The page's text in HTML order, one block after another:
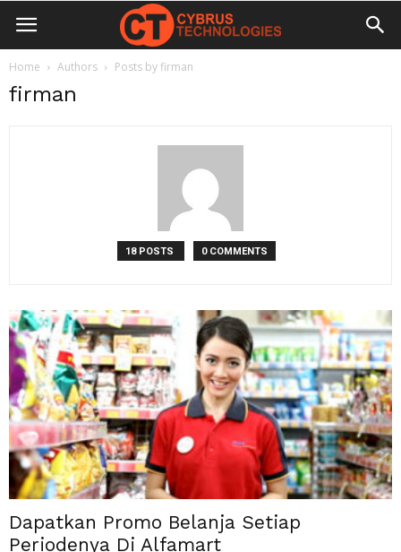
Home Authors Posts by firman
firman
18 POSTS 0 COMMENTS
Dapatkan Promo Belanja Setiap
Periodenya Di Alfamart